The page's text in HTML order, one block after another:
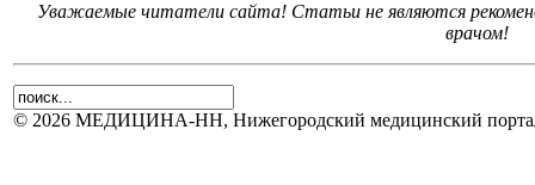
Уважаемые читатели сайта! Статьи не являются
врачом!
© 2026 МЕДИЦИНА-НН, Нижегородский медицинский